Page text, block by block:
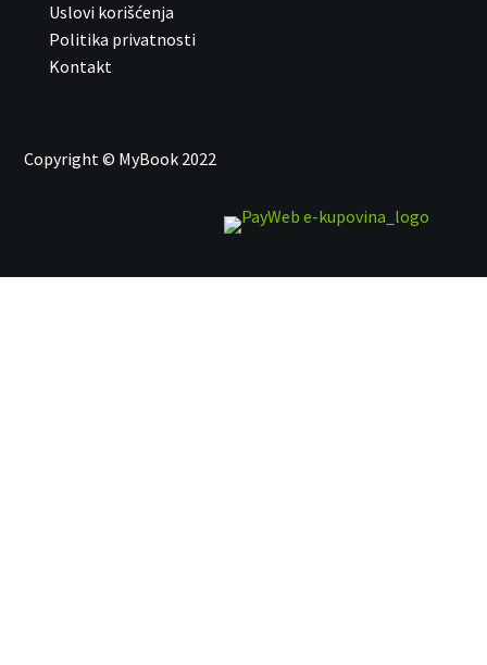
Uslovi korišćenja
Politika privatnosti
Kontakt
Copyright © MyBook 2022